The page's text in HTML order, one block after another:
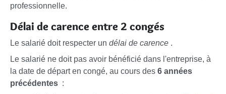
professionnelle.
Délai de carence entre 2 congés
Le salarié doit respecter un délai de carence .
Le salarié ne doit pas avoir bénéficié dans l'entreprise, à
la date de départ en congé, au cours des 6 années
précédentes :